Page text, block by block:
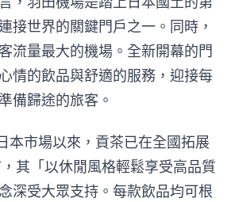
接世界的關鍵門戶之一。同時，
流量最大的機場。全新開幕的門
情的飲品與舒適的服務，迎接每
備歸途的旅客。
本市場以來，貢茶已在全國拓展
其「以休閒風格輕鬆享受高品質
深受大眾支持。每款飲品均可根